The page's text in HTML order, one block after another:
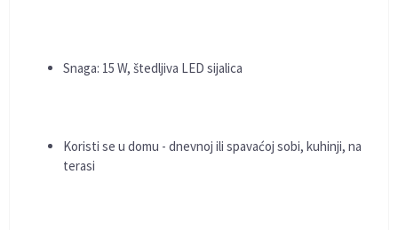
Snaga: 15 W, štedljiva LED sijalica
Koristi se u domu - dnevnoj ili spavaćoj sobi, kuhinji, na
terasi